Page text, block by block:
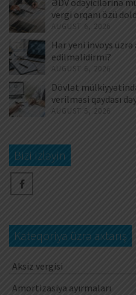
ƏDV ödəyicilərinə
vergi orqanı özü
AUGUST 6, 2026
Hər yeni invoys
edilməlidirmi?
AUGUST 6, 2026
Dövlət
verilməsi qaydası
AUGUST 5, 2026
Bizi izləyin
Kateqoriya üzrə axtarış
Aksiz vergisi
Amortizasiya ayırmaları